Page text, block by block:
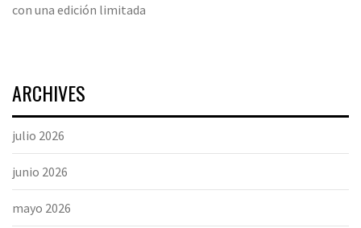
con una edición limitada
ARCHIVES
julio 2026
junio 2026
mayo 2026